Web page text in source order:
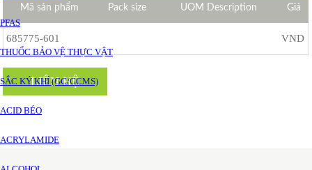
PFAS
THUỐC BẢO VỆ THỰC VẬT
SẮC KÝ KHÍ (GC/GCMS)
ACID BÉO
ACRYLAMIDE
Mã sản phẩm Pack size UOM Description Giá
685775-601 VND
LIÊN HỆ